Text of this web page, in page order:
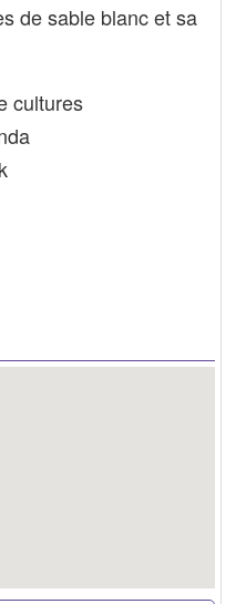
de sable blanc et sa
cultures